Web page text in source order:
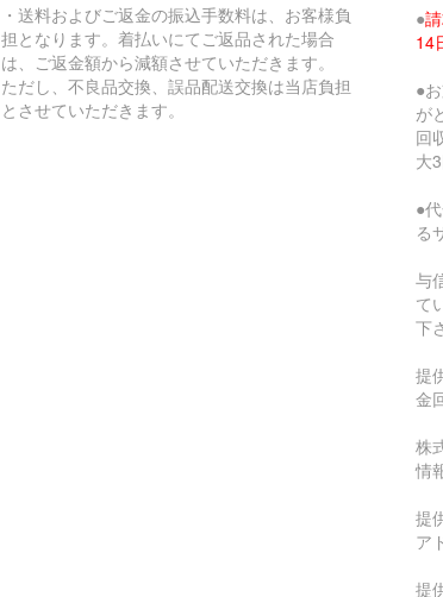
・送料およびご返金の振込手数料は、お客様負
担となります。着払いにてご返品された場合
は、ご返金額から減額させていただきます。
ただし、不良品交換、誤品配送交換は当店負担
とさせていただきます。
●
14
●
が
回
大
●
る
与
て
下
提
金
株
情
提
ア
提